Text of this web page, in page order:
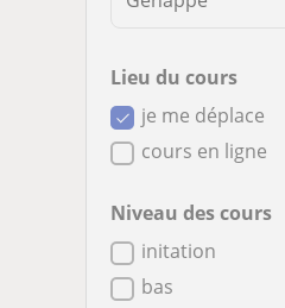
Lieu du cours
je me déplace
cours en ligne
Niveau des cours
initation
bas